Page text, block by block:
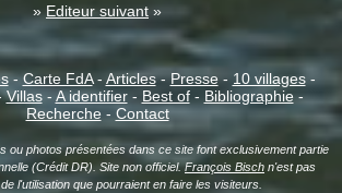
» Editeur suivant »
-Carte FdA- Articles-Presse- 10 villages-
Villas- A identifier- Best of- Bibliographie-
Recherche - Contact
ou photos présentées dans ce site font exclusivement partie
(Crédit DR). Site non officiel.François Bisch n'est pas
l'utilisation que pourraient en faire les visiteurs.